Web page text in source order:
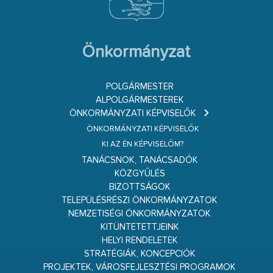
Önkormányzat
POLGÁRMESTER
ALPOLGÁRMESTEREK
ÖNKORMÁNYZATI KÉPVISELŐK
ÖNKORMÁNYZATI KÉPVISELŐK
KI AZ ÉN KÉPVISELŐM?
TANÁCSNOK, TANÁCSADÓK
KÖZGYŰLÉS
BIZOTTSÁGOK
TELEPÜLÉSRÉSZI ÖNKORMÁNYZATOK
NEMZETISÉGI ÖNKORMÁNYZATOK
KITÜNTETETTJEINK
HELYI RENDELETEK
STRATÉGIÁK, KONCEPCIÓK
PROJEKTEK, VÁROSFEJLESZTÉSI PROGRAMOK